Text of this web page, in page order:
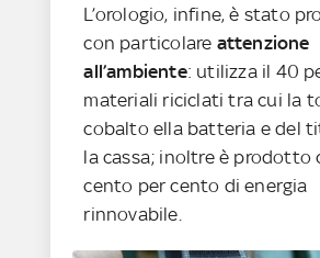
L’orologio, infine, è stato
con particolare attenzione
all’ambiente: utilizza il 40
materiali riciclati tra cui la
cobalto ella batteria e del
la cassa; inoltre è prodotto
cento per cento di energia
rinnovabile.